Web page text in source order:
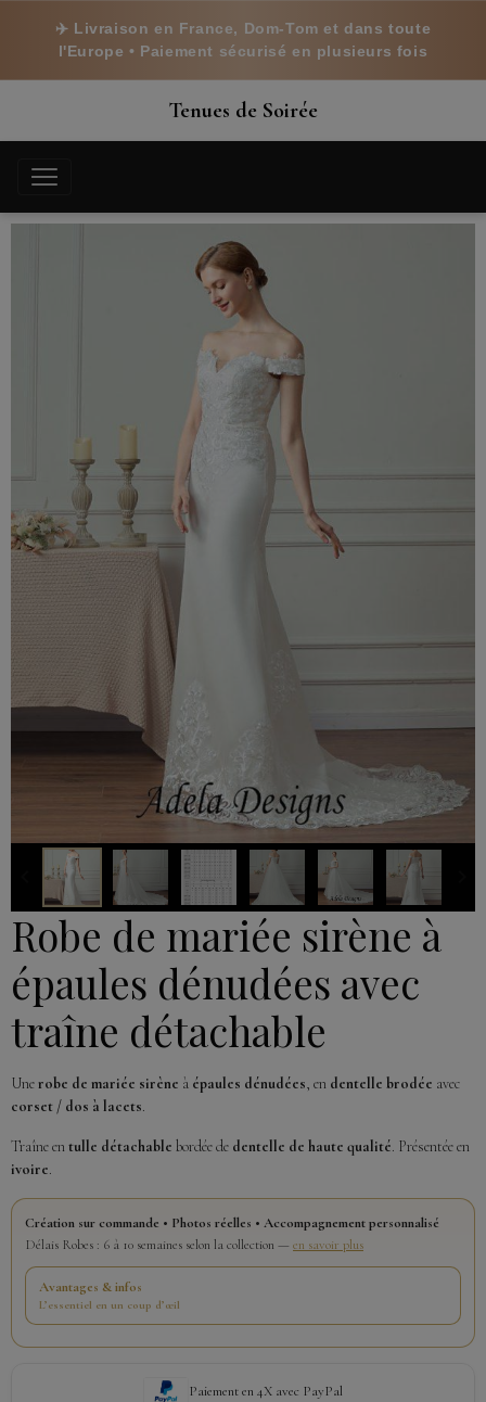
✈️ Livraison en France, Dom-Tom et dans toute
l'Europe • Paiement sécurisé en plusieurs fois
Tenues de Soirée
Robe de mariée sirène à
épaules dénudées avec
traîne détachable
Unerobe de mariée sirène à épaules dénudées, en dentelle brodée avec
corset / dos à lacets.
Traîne en tulle détachable bordée de dentelle de haute qualité. Présentée en
ivoire.
Création sur commande • Photos réelles • Accompagnement personnalisé
Délais Robes : 6 à 10 semaines selon la collection — en savoir plus
Avantages & infos
L’essentiel en un coup d’œil
Paiement en 4X avec PayPal